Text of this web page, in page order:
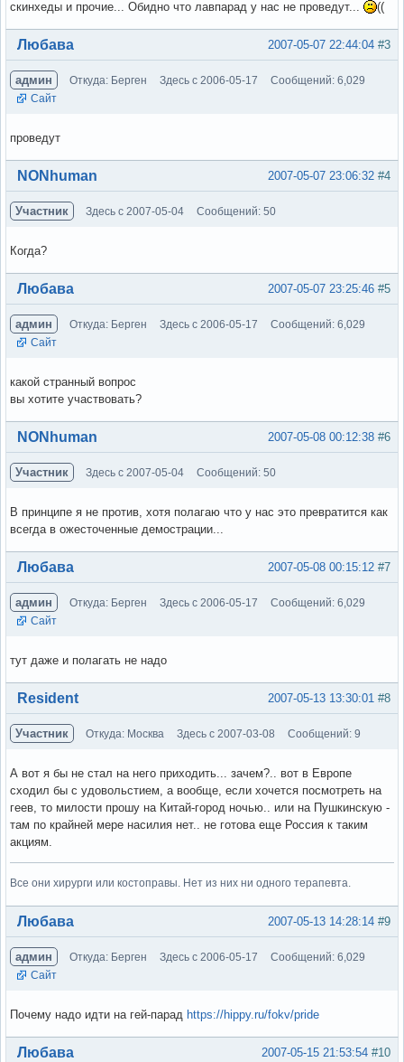
скинхеды и прочие... Обидно что лавпарад у нас не проведут...
((
Вне форума #3
2007-05-07 22:44:04
Любава
админ Откуда: Берген Здесь с 2006-05-17
Сообщений: 6,029
Сайт
проведут
Вне форума #4
2007-05-07 23:06:32
NONhuman
Участник Здесь с 2007-05-04 Сообщений: 50
Когда?
Вне форума #5
2007-05-07 23:25:46
Любава
админ Откуда: Берген Здесь с 2006-05-17
Сообщений: 6,029
Сайт
какой странный вопрос
вы хотите участвовать?
Вне форума #6
2007-05-08 00:12:38
NONhuman
Участник Здесь с 2007-05-04 Сообщений: 50
В принципе я не против, хотя полагаю что у нас это превратится как
всегда в ожесточенные демострации...
Вне форума #7
2007-05-08 00:15:12
Любава
админ Откуда: Берген Здесь с 2006-05-17
Сообщений: 6,029
Сайт
тут даже и полагать не надо
Вне форума #8
2007-05-13 13:30:01
Resident
Участник Откуда: Москва Здесь с 2007-03-08 Сообщений: 9
А вот я бы не стал на него приходить... зачем?.. вот в Европе
сходил бы с удовольстием, а вообще, если хочется посмотреть на
геев, то милости прошу на Китай-город ночью.. или на Пушкинскую -
там по крайней мере насилия нет.. не готова еще Россия к таким
акциям.
Все они хирурги или костоправы. Нет из них ни одного терапевта.
Вне форума #9
2007-05-13 14:28:14
Любава
админ Откуда: Берген Здесь с 2006-05-17
Сообщений: 6,029
Сайт
Почему надо идти на гей-парад https://hippy.ru/fokv/pride
Вне форума #10
2007-05-15 21:53:54
Любава